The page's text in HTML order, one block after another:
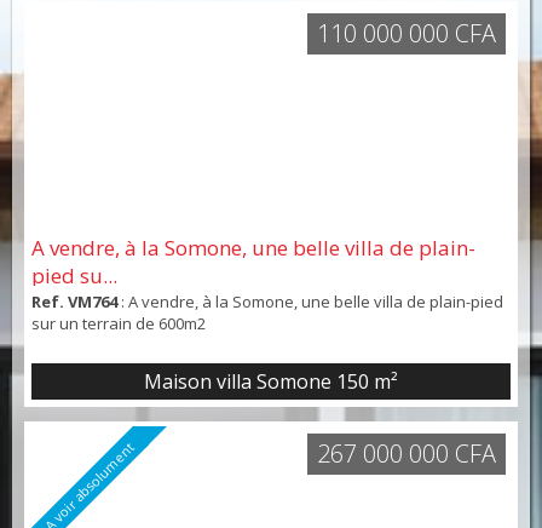
chambre possédant un accès extérieur, un patio ainsi qu’une
A vendre, à la Somone, une belle villa de plain-
pied su...
Ref. VM764: A vendre, à la Somone, une belle villa de plain-pied
sur un terrain de 600m2
Maison villa Somone 150 m²
110 000 000 CFA
A voir absolument 267 000 000 CFA